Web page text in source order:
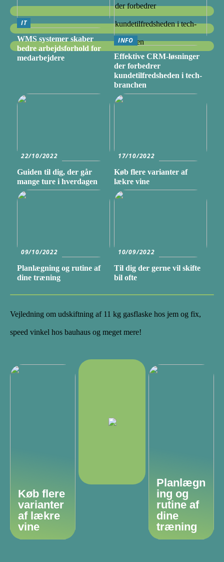
IT
WMS systemer skaber
bedre arbejdsforhold for
medarbejdere
INFO
Effektive CRM-løsninger
der forbedrer
kundetilfredsheden i tech-
branchen
22/10/2022
Guiden til dig, der går
mange ture i hverdagen
17/10/2022
Køb flere varianter af
lækre vine
09/10/2022
Planlægning og rutine af
dine træning
10/09/2022
Til dig der gerne vil skifte
bil ofte
Vejledning om udskiftning af 11 kg gasflaske hos jem og fix,
speed vinkel hos bauhaus og meget mere!
Køb flere
varianter
af lækre
vine
Planlægn
ing og
rutine af
dine
træning